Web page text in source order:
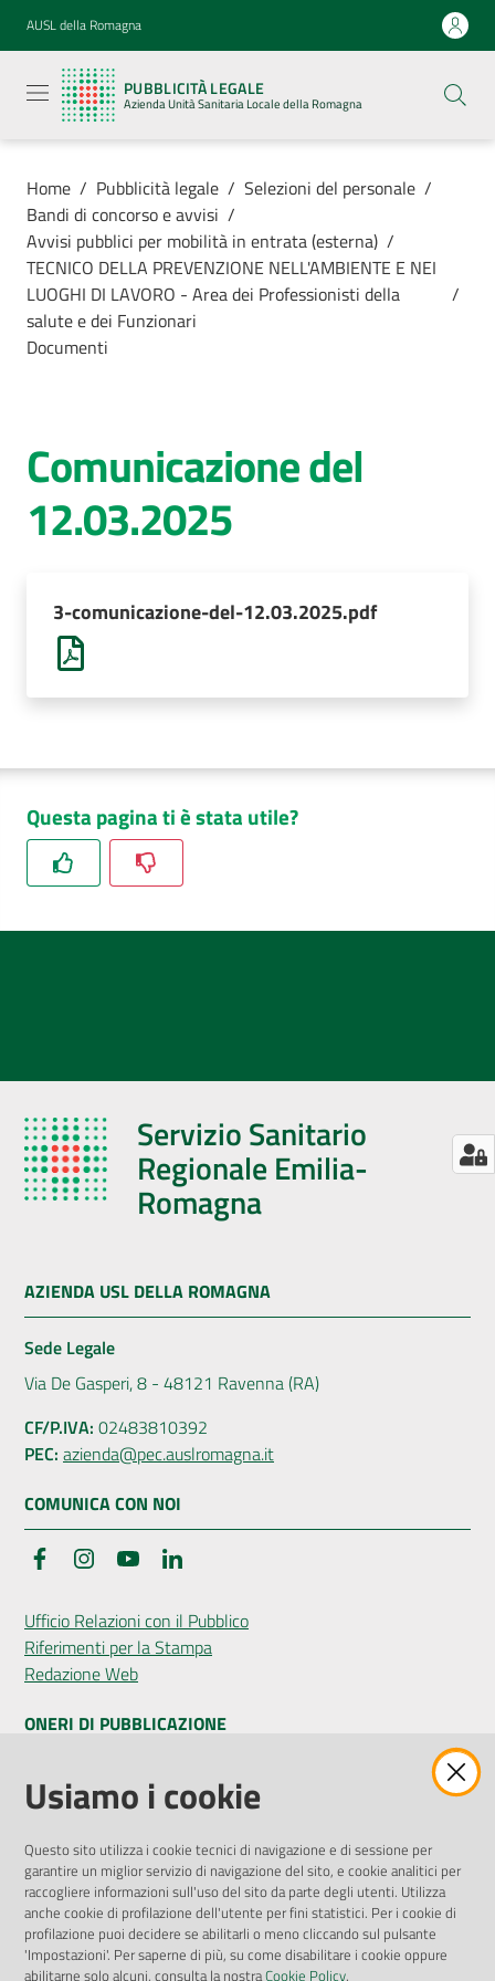
Vai al contenuto
Vai alla navigazione
Vai al footer
AUSL della Romagna
PUBBLICITÀ LEGALE
Azienda Unità Sanitaria Locale della Romagna
legale
Azienda
Unità
Locale della
Azienda
cura
AUSL
Home / Pubblicità legale / Selezioni del personale /
Bandi di concorso e avvisi /
Avvisi pubblici per mobilità in entrata (esterna) /
TECNICO DELLA PREVENZIONE NELL'AMBIENTE E NEI
LUOGHI DI LAVORO - Area dei Professionisti della
salute e dei Funzionari
/
Documenti
Comunicazione del
12.03.2025
3-comunicazione-del-12.03.2025.pdf
Questa pagina ti è stata utile?
Servizio Sanitario
Regionale Emilia-
Romagna
AZIENDA USL DELLA ROMAGNA
Sede Legale
Via De Gasperi, 8 - 48121 Ravenna (RA)
CF/P.IVA: 02483810392
PEC: azienda@pec.auslromagna.it
COMUNICA CON NOI
FacebookInstagramYouTube
Ufficio Relazioni con il Pubblico
Riferimenti per la Stampa
Redazione Web
ONERI DI PUBBLICAZIONE
Amministrazione Trasparente
Pubblicità legale
Privacy Policy
Attuazione Misure PNRR
Liste di Attesa
ENTI, IMPRESE E PARTNER
Usiamo i cookie
Questo sito utilizza i cookie tecnici di navigazione e di sessione per
garantire un miglior servizio di navigazione del sito, e cookie analitici per
raccogliere informazioni sull'uso del sito da parte degli utenti. Utilizza
anche cookie di profilazione dell'utente per fini statistici. Per i cookie di
profilazione puoi decidere se abilitarli o meno cliccando sul pulsante
'Impostazioni'. Per saperne di più, su come disabilitare i cookie oppure
abilitarne solo alcuni, consulta la nostraCookie Policy.